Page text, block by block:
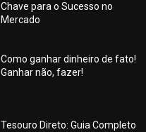
Chave para o Sucesso no
Mercado
Como ganhar dinheiro de fato!
Ganhar não, fazer!
Tesouro Direto: Guia Completo